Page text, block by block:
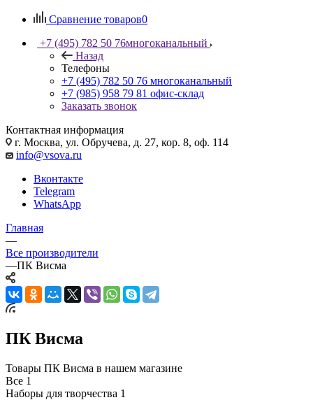
Сравнение товаров0
+7 (495) 782 50 76многоканальный
Назад
Телефоны
+7 (495) 782 50 76 многоканальный
+7 (985) 958 79 81 офис-склад
Заказать звонок
Контактная информация
г. Москва, ул. Обручева, д. 27, кор. 8, оф. 114
info@vsova.ru
Вконтакте
Telegram
WhatsApp
Главная
—
Все производители
—ПК Висма
ПК Висма
Товары ПК Висма в нашем магазине
Все 1
Наборы для творчества 1